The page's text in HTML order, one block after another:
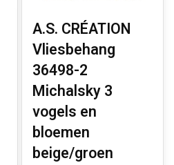
A.S. CRÉATION
Vliesbehang
36498-2
Michalsky 3
vogels en
bloemen
beige/groen